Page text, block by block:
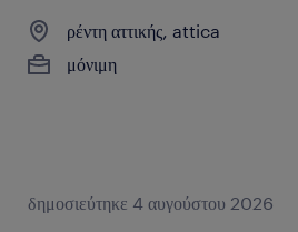
ρέντη αττικής, attica
μόνιμη
δημοσιεύτηκε 4 αυγούστου 2026